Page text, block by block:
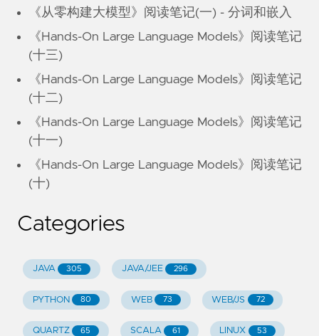
《从零构建大模型》阅读笔记(一) - 分词和嵌入
《Hands-On Large Language Models》阅读笔记
(十三)
《Hands-On Large Language Models》阅读笔记
(十二)
《Hands-On Large Language Models》阅读笔记
(十一)
《Hands-On Large Language Models》阅读笔记
(十)
Categories
JAVA 305 JAVA/JEE 296
PYTHON 80 WEB 73 WEB/JS 72
QUARTZ 65 SCALA 61 LINUX 53